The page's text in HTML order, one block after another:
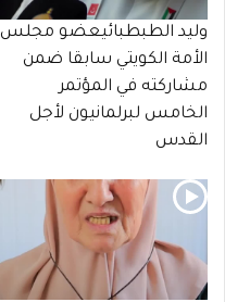
وليد الطبطبائيعضو مجلس
الأمة الكويتي سابقا ضمن
مشاركته في المؤتمر
الخامس لبرلمانيون لأجل
القدس